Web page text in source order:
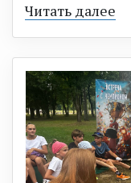
Читать далее